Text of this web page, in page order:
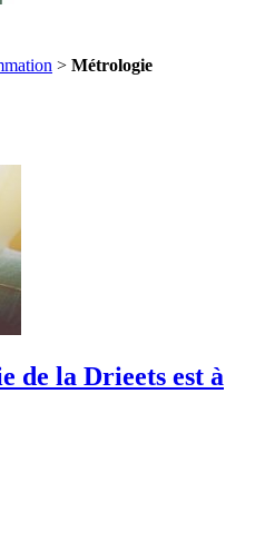
> Métrologie
de la Drieets est à